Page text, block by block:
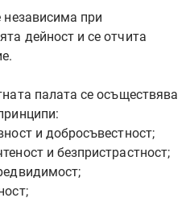
при
дейност и се отчита
палата се осъществява
и добросъвестност;
и безпристрастност;